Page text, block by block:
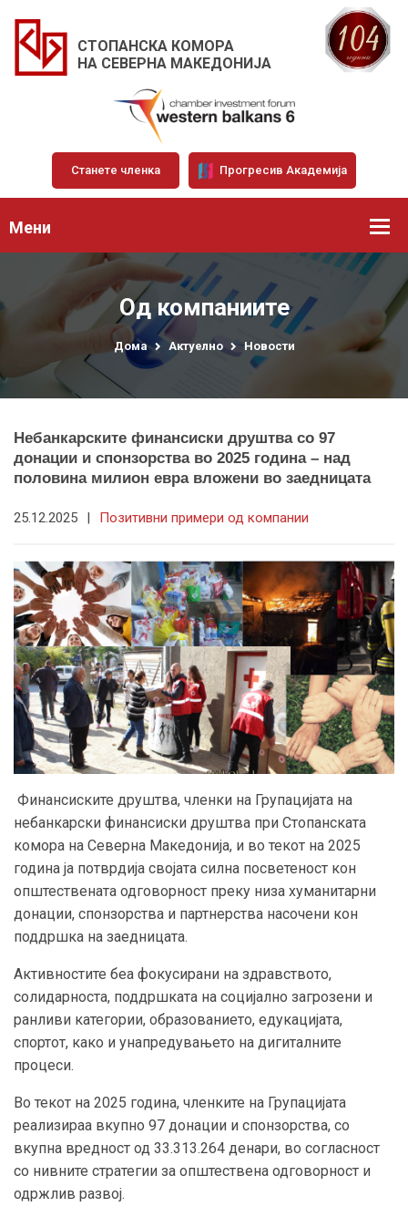
СТОПАНСКА КОМОРА
НА СЕВЕРНА МАКЕДОНИЈА
Станете членка Прогресив Академија
Мени
Од компаниите
Дома Актуелно Новости
Небанкарските финансиски друштва со 97
донации и спонзорства во 2025 година – над
половина милион евра вложени во заедницата
25.12.2025 | Позитивни примери од компании
Финансиските друштва, членки на Групацијата на
небанкарски финансиски друштва при Стопанската
комора на Северна Македонија, и во текот на 2025
година ја потврдија својата силна посветеност кон
општествената одговорност преку низа хуманитарни
донации, спонзорства и партнерства насочени кон
поддршка на заедницата.
Активностите беа фокусирани на здравството,
солидарноста, поддршката на социјално загрозени и
ранливи категории, образованието, едукацијата,
спортот, како и унапредувањето на дигиталните
процеси.
Во текот на 2025 година, членките на Групацијата
реализираа вкупно 97 донации и спонзорства, со
вкупна вредност од 33.313.264 денари, во согласност
со нивните стратегии за општествена одговорност и
одржлив развој.